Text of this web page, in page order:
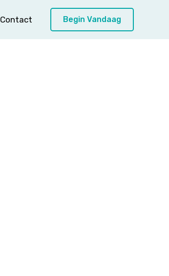
Contact Begin Vandaag